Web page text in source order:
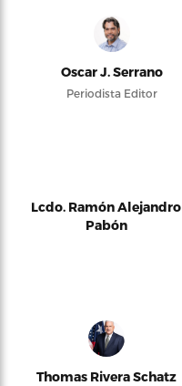
Oscar J. Serrano
Periodista Editor
Lcdo. Ramón Alejandro
Pabón
Thomas Rivera Schatz